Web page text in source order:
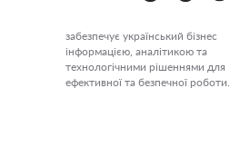
забезпечує український бізнес
інформацією, аналітикою та
технологічними рішеннями для
ефективної та безпечної роботи.